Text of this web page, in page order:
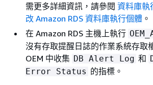
需更多詳細資訊，請參閱 資料庫執
改 Amazon RDS 資料庫執行個體 。
在 Amazon RDS 主機上執行
沒有存取提醒日誌的作業系統存取
OEM 中收集 DB Alert Log 和
Error Status 的指標。